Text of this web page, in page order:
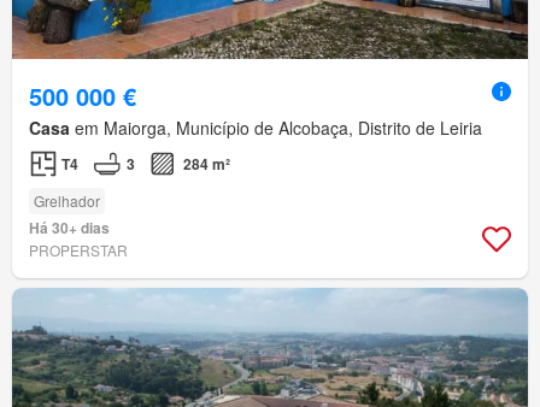
500 000 €
Casa em Maiorga, Município de Alcobaça, Distrito de Leiria
T4 3 284 m²
Grelhador
Há 30+ dias
PROPERSTAR